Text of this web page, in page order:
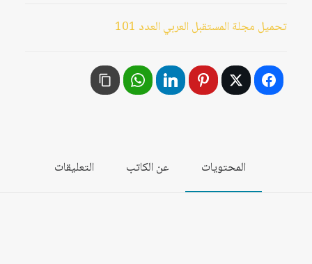
تحميل مجلة المستقبل العربي العدد 101
المحتويات عن الكاتب التعليقات